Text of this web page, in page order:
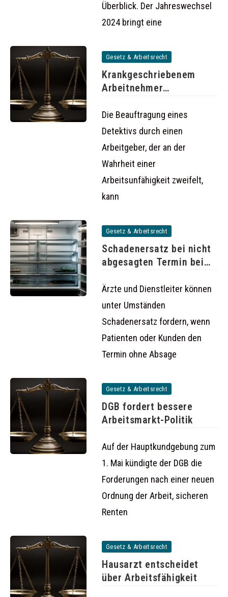
Überblick. Der Jahreswechsel
2024 bringt eine
Gesetz & Arbeitsrecht
Krankgeschriebenem
Arbeitnehmer
rechtswidrig sein
Die Beauftragung eines
Detektivs durch einen
Arbeitgeber, der an der
Wahrheit einer
Arbeitsunfähigkeit zweifelt,
kann
Gesetz & Arbeitsrecht
Schadenersatz bei nicht
abgesagten Termin beim
Ärzte und Dienstleiter können
unter Umständen
Schadenersatz fordern, wenn
Patienten oder Kunden den
Termin ohne Absage
Gesetz & Arbeitsrecht
DGB fordert bessere
Arbeitsmarkt-Politik
Auf der Hauptkundgebung zum
1. Mai kündigte der DGB die
Forderungen nach einer neuen
Ordnung der Arbeit, sicheren
Renten
Gesetz & Arbeitsrecht
Hausarzt entscheidet
über Arbeitsfähigkeit